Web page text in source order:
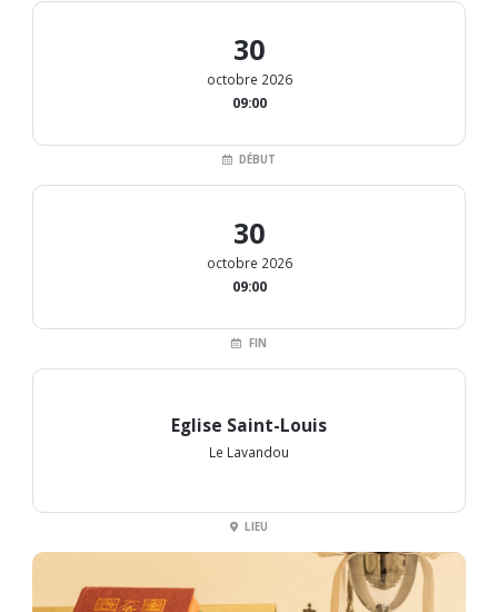
30
octobre 2026
09:00
DÉBUT
30
octobre 2026
09:00
FIN
Eglise Saint-Louis
Le Lavandou
LIEU